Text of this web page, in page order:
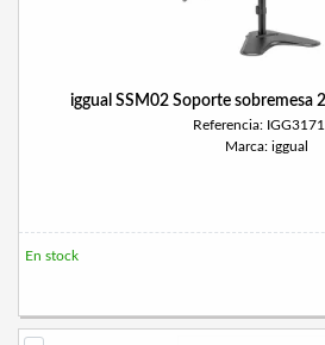
iggual SSM02 Soporte sobremesa
Referencia:
Marca: iggual
En stock